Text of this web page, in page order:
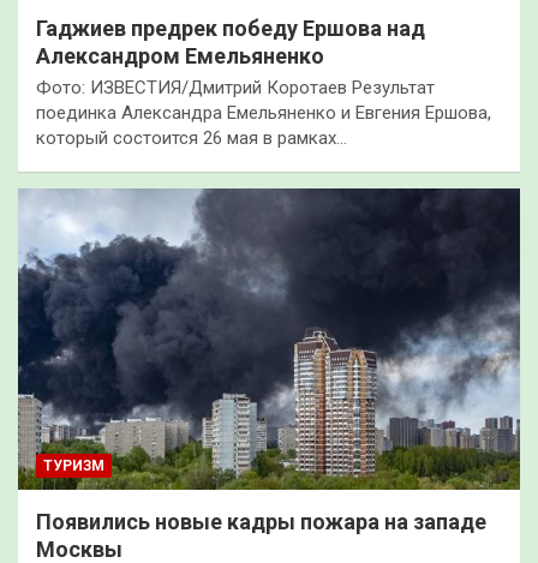
Гаджиев предрек победу Ершова над
Александром Емельяненко
Фото: ИЗВЕСТИЯ/Дмитрий Коротаев Результат
поединка Александра Емельяненко и Евгения Ершова,
который состоится 26 мая в рамках…
ТУРИЗМ
Появились новые кадры пожара на западе
Москвы